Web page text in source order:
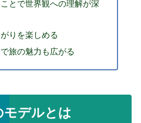
とで世界観への理解が深
りを楽しめる
旅の魅力も広がる
モデルとは